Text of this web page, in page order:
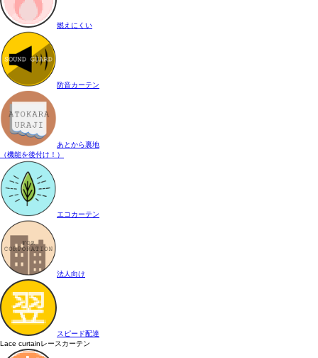
燃えにくい
防音カーテン
あとから裏地
（機能を後付け！）
エコカーテン
法人向け
スピード配達
Lace curtainレースカーテン